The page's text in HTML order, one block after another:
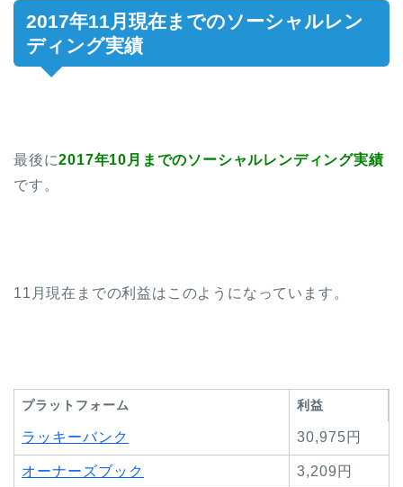
2017年11月現在までのソーシャルレン
ディング実績
最後に2017年10月までのソーシャルレンディング実績
です。
11月現在までの利益はこのようになっています。
プラットフォーム 利益
ラッキーバンク 30,975円
オーナーズブック 3,209円